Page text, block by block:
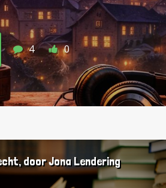
watch?
4 0
door Jona Lendering